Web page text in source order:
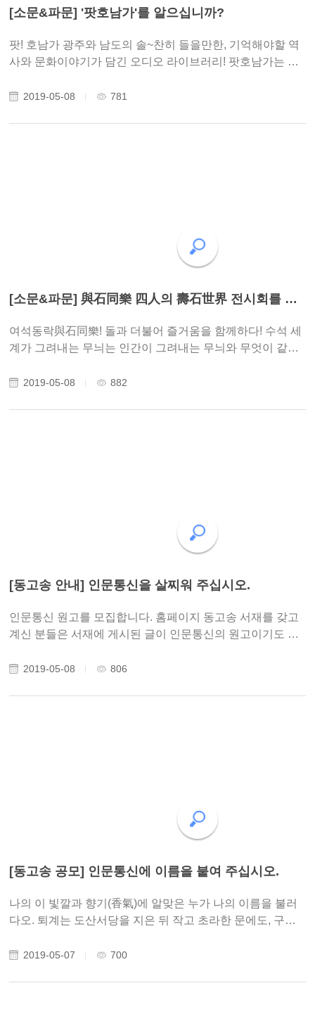
[소문&파문] '팟호남가'를 알으십니까?
팟! 호남가 광주와 남도의 솔~찬히 들을만한, 기억해야할 역
사와 문화이야기가 담긴 오디오 라이브러리! 팟호남가는 남
생님을 필두로 빛고을 역사교사모임 선생님들이 운영하고
2019-05-08 781
[소문&파문] 與石同樂 四人의 壽石世界 전시회를 다녀와서
여석동락與石同樂! 돌과 더불어 즐거움을 함께하다! 수석 세
계가 그려내는 무늬는 인간이 그려내는 무늬와 무엇이 같고,
기'홀에서 (사)인문연구원 동고송 유용상 이사장님의 수석 전
2019-05-08 882
[동고송 안내] 인문통신을 살찌워 주십시오.
인문통신 원고를 모집합니다. 홈페이지 동고송 서재를 갖고
계신 분들은 서재에 게시된 글이 인문통신의 원고이기도 합
하거나 따로 메일 등의 방법으로 원고 게시할 수 있습니다. (*
2019-05-08 806
[동고송 공모] 인문통신에 이름을 붙여 주십시오.
나의 이 빛깔과 향기(香氣)에 알맞은 누가 나의 이름을 불러
다오. 퇴계는 도산서당을 지은 뒤 작고 초라한 문에도, 구덩
경(道德經) 첫머리에서 “도가 도일 수 있지만 늘 그러한 도는
2019-05-07 700